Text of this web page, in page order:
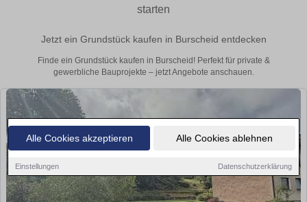
Alle Cookies akzeptieren Alle Cookies ablehnen
Einstellungen Datenschutzerklärung
starten
Jetzt ein Grundstück kaufen in Burscheid entdecken
Finde ein Grundstück kaufen in Burscheid! Perfekt für private &
gewerbliche Bauprojekte – jetzt Angebote anschauen.